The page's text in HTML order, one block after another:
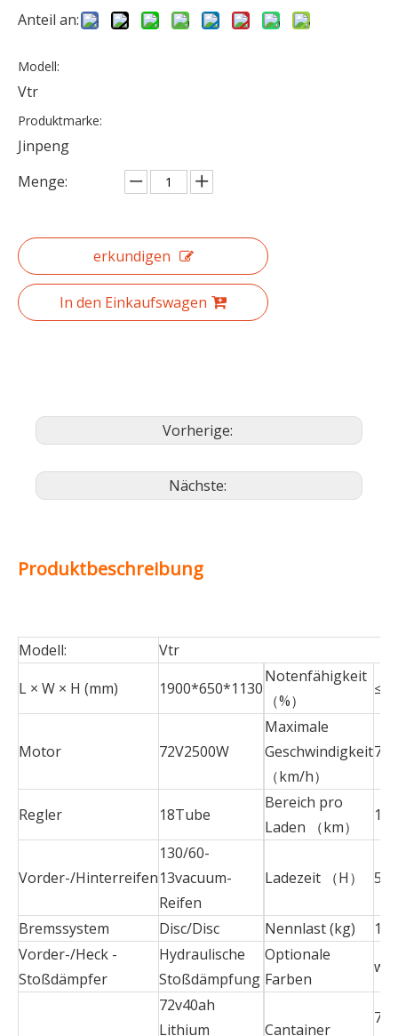
Anteil an:
Modell:
Vtr
Produktmarke:
Jinpeng
Menge:
erkundigen
In den Einkaufswagen
Vorherige:
Nächste:
Produktbeschreibung
Modell:
Vtr
L × W × H (mm)
1900*650*1130
Notenfähigkeit
（%）
≤
Motor 72V2500W
Maximale
Geschwindigkeit
（km/h）
75
Regler 18Tube
Bereich pro
Laden （km）
Vorder-/Hinterreifen
130/60-
13vacuum-
Reifen
Ladezeit （H） 5-
Bremssystem Disc/Disc Nennlast (kg)
Vorder-/Heck -
Stoßdämpfer
Hydraulische
Stoßdämpfung
Optionale
Farben
72v40ah
Lithium
Cantainer